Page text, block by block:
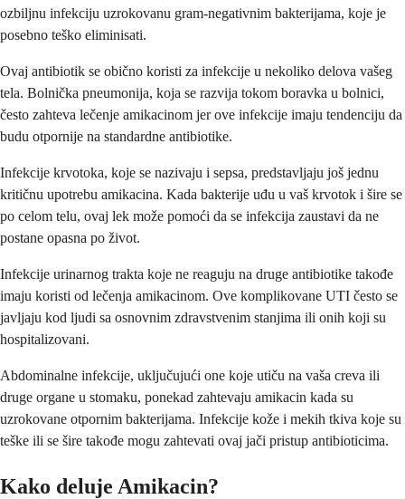
ozbiljnu infekciju uzrokovanu gram-negativnim bakterijama, koje je
posebno teško eliminisati.
Ovaj antibiotik se obično koristi za infekcije u nekoliko delova vašeg
tela. Bolnička pneumonija, koja se razvija tokom boravka u bolnici,
često zahteva lečenje amikacinom jer ove infekcije imaju tendenciju da
budu otpornije na standardne antibiotike.
Infekcije krvotoka, koje se nazivaju i sepsa, predstavljaju još jednu
kritičnu upotrebu amikacina. Kada bakterije uđu u vaš krvotok i šire se
po celom telu, ovaj lek može pomoći da se infekcija zaustavi da ne
postane opasna po život.
Infekcije urinarnog trakta koje ne reaguju na druge antibiotike takođe
imaju koristi od lečenja amikacinom. Ove komplikovane UTI često se
javljaju kod ljudi sa osnovnim zdravstvenim stanjima ili onih koji su
hospitalizovani.
Abdominalne infekcije, uključujući one koje utiču na vaša creva ili
druge organe u stomaku, ponekad zahtevaju amikacin kada su
uzrokovane otpornim bakterijama. Infekcije kože i mekih tkiva koje su
teške ili se šire takođe mogu zahtevati ovaj jači pristup antibioticima.
Kako deluje Amikacin?